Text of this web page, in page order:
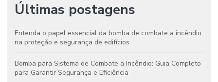
Últimas postagens
Entenda o papel essencial da bomba de combate a incêndio
na proteção e segurança de edifícios
Bomba para Sistema de Combate a Incêndio: Guia Completo
para Garantir Segurança e Eficiência